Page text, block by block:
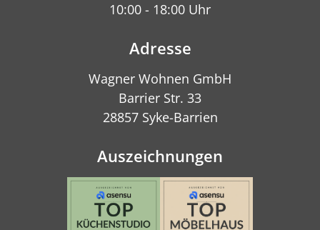
10:00 - 18:00 Uhr
Adresse
Wagner Wohnen GmbH
Barrier Str. 33
28857 Syke-Barrien
Auszeichnungen